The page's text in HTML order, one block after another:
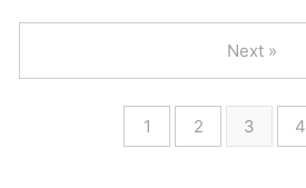
1 2 3 4
Next »